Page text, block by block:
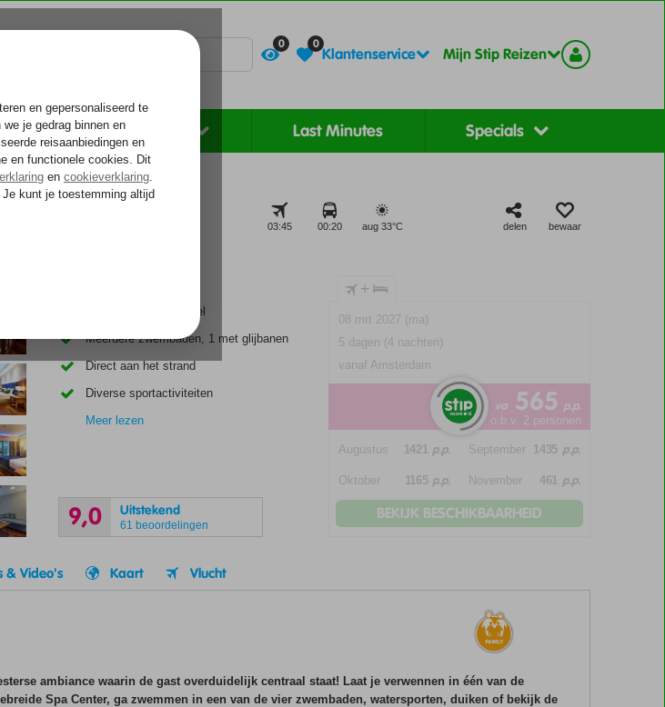
0 0
Klantenservice Mijn Stip Reizen
Zonvakantie Last Minutes Specials
Voelt als thuiskomen...
03:45 00:20 aug 33°C delen bewaar
Uitstekend familiehotel
Meerdere zwembaden, 1 met glijbanen
Direct aan het strand
Diverse sportactiviteiten
Meer lezen
9,0 Uitstekend
61 beoordelingen
+
08 mrt 2027 (ma)
5 dagen (4 nachten)
vanaf Amsterdam
va 565 p.p.
o.b.v. 2 personen
Augustus 1421 p.p. September 1435 p.p.
Oktober 1165 p.p. November 461 p.p.
BEKIJK BESCHIKBAARHEID
& Video's Kaart Vlucht
ambiance waarin de gast overduidelijk centraal staat! Laat je verwennen in één van de
Spa Center, ga zwemmen in een van de vier zwembaden, watersporten, duiken of bekijk de